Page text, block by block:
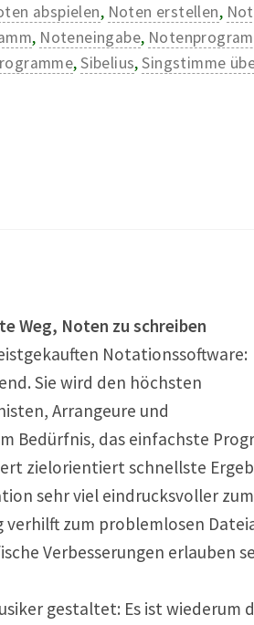
abspielen, Noten erstellen,
, Noteneingabe,
,Sibelius,Singstimme
Weg, Noten zu schreiben
Notationssoftware:
Sie wird den höchsten
Arrangeure und
Bedürfnis, das einfachste
zielorientiert schnellste
sehr viel eindrucksvoller zum
verhilft zum problemlosen
Verbesserungen erlauben
gestaltet: Es ist wiederum